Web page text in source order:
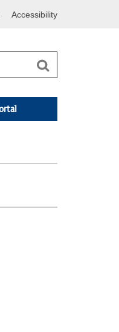
Accessibility